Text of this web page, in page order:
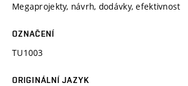
Megaprojekty, návrh, dodávky, efektivnost
OZNAČENÍ
TU1003
ORIGINÁLNÍ JAZYK